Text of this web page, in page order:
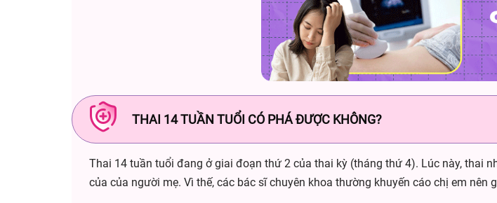
THAI 14 TUẦN TUỔI CÓ PHÁ ĐƯỢC KHÔNG?
Thai 14 tuần tuổi đang ở giai đoạn thứ 2 của thai kỳ (tháng thứ 4). Lúc này, thai
của của người mẹ. Vì thế, các bác sĩ chuyên khoa thường khuyến cáo chị em nên